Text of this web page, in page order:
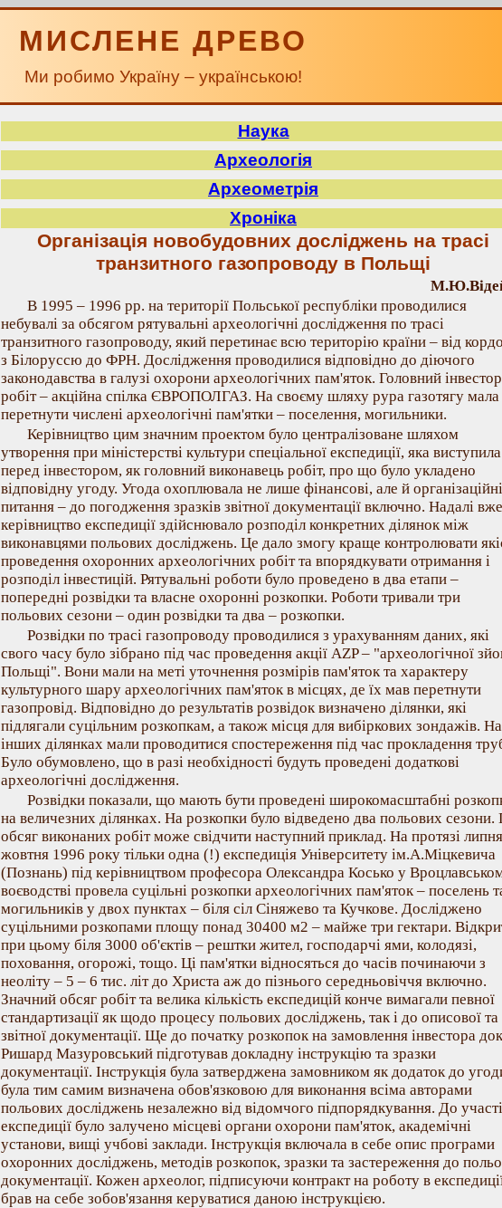
МИСЛЕНЕ ДРЕВО
Ми робимо Україну – українською!
Наука
Археологія
Археометрія
Хроніка
Органiзацiя новобудовних дослiджень на трасi
транзитного газопроводу в Польщi
В 1995 – 1996 рр. на територiї Польської республiки проводилися
небувалi за обсягом рятувальнi археологiчнi дослiдження по трасi
транзитного газопроводу, який перетинає всю територiю країни – вiд
з Бiлоруссю до ФРН. Дослiдження проводилися вiдповiдно до дiючого
законодавства в галузi охорони археологiчних пам'яток. Головний iнвестор
робiт – акцiйна спiлка ЄВРОПОЛГАЗ. На своєму шляху рура газотягу мала
перетнути численi археологiчнi пам'ятки – поселення, могильники.
Керiвництво цим значним проектом було централiзоване шляхом
утворення при мiнiстерствi культури спецiальної експедицiї, яка виступила
перед iнвестором, як головний виконавець робiт, про що було укладено
вiдповiдну угоду. Угода охоплювала не лише фiнансовi, але й органiзацiйнi
питання – до погодження зразкiв звiтної документацiї включно. Надалi вже
керiвництво експедицiї здiйснювало розподiл конкретних дiлянок мiж
виконавцями польових дослiджень. Це дало змогу краще контролювати
проведення охоронних археологiчних робiт та впорядкувати отримання i
розподiл iнвестицiй. Рятувальнi роботи було проведено в два етапи –
попереднi розвiдки та власне охороннi розкопки. Роботи тривали три
польових сезони – один розвiдки та два – розкопки.
Розвiдки по трасi газопроводу проводилися з урахуванням даних, якi
свого часу було зiбрано пiд час проведення акцiї AZP – "археологiчної
Польщi". Вони мали на метi уточнення розмiрiв пам'яток та характеру
культурного шару археологiчних пам'яток в мiсцях, де їх мав перетнути
газопровiд. Вiдповiдно до результатiв розвiдок визначено дiлянки, якi
пiдлягали суцiльним розкопкам, а також мiсця для вибiркових зондажiв. На
iнших дiлянках мали проводитися спостереження пiд час прокладення
Було обумовлено, що в разi необхiдностi будуть проведенi додатковi
археологiчнi дослiдження.
Розвiдки показали, що мають бути проведенi широкомасштабнi
на величезних дiлянках. На розкопки було вiдведено два польових сезони.
обсяг виконаних робiт може свiдчити наступний приклад. На протязi
жовтня 1996 року тiльки одна (!) експедицiя Унiверситету iм.А.Мiцкевича
(Познань) пiд керiвництвом професора Олександра Косько у
воєводствi провела суцiльнi розкопки археологiчних пам'яток – поселень
могильникiв у двох пунктах – бiля сiл Сiняжево та Кучкове. Дослiджено
суцiльними розкопами площу понад 30400 м2 – майже три гектари.
при цьому бiля 3000 об'єктiв – рештки жител, господарчi ями, колодязi,
поховання, огорожi, тощо. Цi пам'ятки вiдносяться до часiв починаючи з
неолiту – 5 – 6 тис. лiт до Христа аж до пiзнього середньовiччя включно.
Значний обсяг робiт та велика кiлькiсть експедицiй конче вимагали певної
стандартизацiї як щодо процесу польових дослiджень, так i до описової та
звiтної документацiї. Ще до початку розкопок на замовлення iнвестора
Ришард Мазуровський пiдготував докладну iнструкцiю та зразки
документацiї. Iнструкцiя була затверджена замовником як додаток до
була тим самим визначена обов'язковою для виконання всiма авторами
польових дослiджень незалежно вiд вiдомчого пiдпорядкування. До
експедицiї було залучено мiсцевi органи охорони пам'яток, академiчнi
установи, вищi учбовi заклади. Iнструкцiя включала в себе опис програми
охоронних дослiджень, методiв розкопок, зразки та застереження до
документацiї. Кожен археолог, пiдписуючи контракт на роботу в
брав на себе зобов'язання керуватися даною iнструкцiєю.